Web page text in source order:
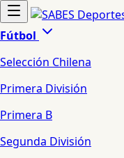
Fútbol
Selección Chilena
Primera División
Primera B
Segunda División